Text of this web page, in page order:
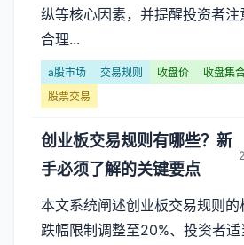
纵等核心因素，并提醒投资者注
合理...
a股市场 交易规则 收盘价
收盘集
股票交易
创业板交易规则有哪些？新
手必须了解的关键要点
本文系统阐述创业板交易规则
跌幅限制调整至20%、投资者